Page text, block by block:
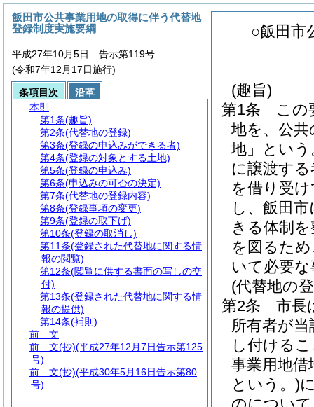
○飯田市
(趣旨)
第1条
この
地を、公
地」という
に譲渡する
を借り受
し、飯田
きる体制
を図るた
いて必要
(代替地の
第2条
市長
所有者が
し付ける
事業用地借
という。)
飯田市公共事業用地の取得に伴う代替地
登録制度実施要綱
平成27年10月5日 告示第119号
(令和7年12月17日施行)
条項目次
沿革
本則
第1条(趣旨)
第2条(代替地の登録)
第3条(登録の申込みができる者)
第4条(登録の対象とする土地)
第5条(登録の申込み)
第6条(申込みの可否の決定)
第7条(代替地の登録内容)
第8条(登録事項の変更)
第9条(登録の取下げ)
第10条(登録の取消し)
第11条(登録された代替地に関する情
報の閲覧)
第12条(閲覧に供する書面の写しの交
付)
第13条(登録された代替地に関する情
報の提供)
第14条(補則)
前 文
前 文(抄)(平成27年12月7日告示第125
号)
前 文(抄)(平成30年5月16日告示第80
号)